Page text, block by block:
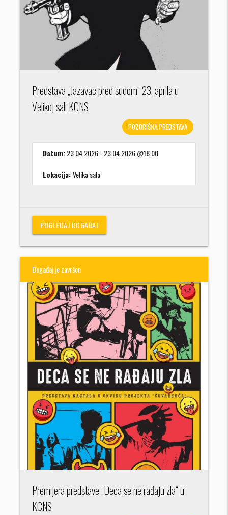
Predstava „Jazavac pred sudom“ 23. aprila u
Velikoj sali KCNS
POZORIŠNA PREDSTAVA
Datum:23.04.2026 - 23.04.2026 @18.00
Lokacija:Velika sala
POGLEDAJ DOGAĐAJ
Događaj je završen
Premijera predstave „Deca se ne rađaju zla“ u
KCNS